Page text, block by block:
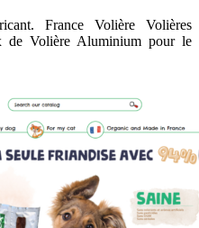
France Volière Volières
de Volière Aluminium pour le